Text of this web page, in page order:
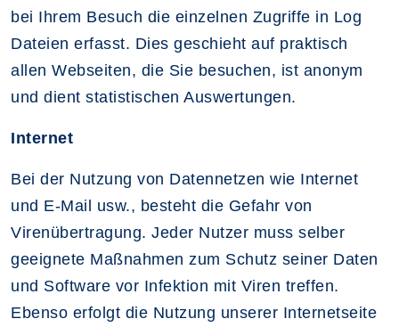
bei Ihrem Besuch die einzelnen Zugriffe in Log
Dateien erfasst. Dies geschieht auf praktisch
allen Webseiten, die Sie besuchen, ist anonym
und dient statistischen Auswertungen.
Internet
Bei der Nutzung von Datennetzen wie Internet
und E-Mail usw., besteht die Gefahr von
Virenübertragung. Jeder Nutzer muss selber
geeignete Maßnahmen zum Schutz seiner Daten
und Software vor Infektion mit Viren treffen.
Ebenso erfolgt die Nutzung unserer Internetseite